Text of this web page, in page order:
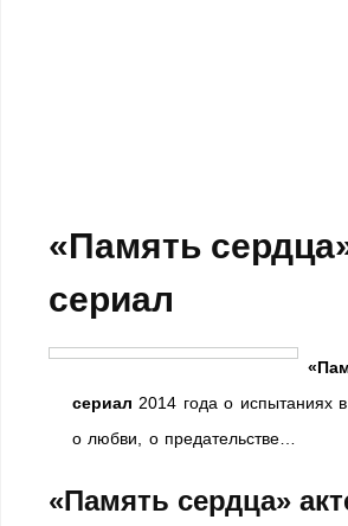
«Память
сериал
сериал 2014 года о испытаниях
о любви, о предательстве…
«Память сердца»